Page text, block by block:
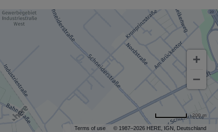
Terms of use © 1987–2026 HERE, IGN, Deutschland
200 m